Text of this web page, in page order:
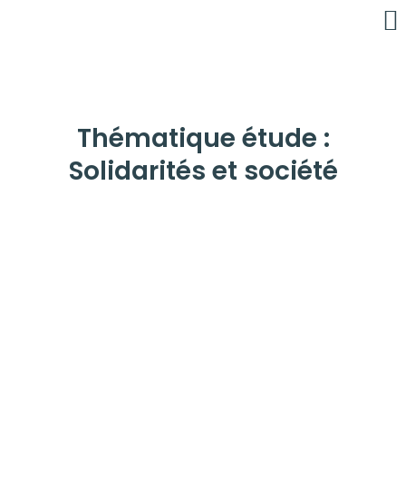
Thématique étude :
Solidarités et société